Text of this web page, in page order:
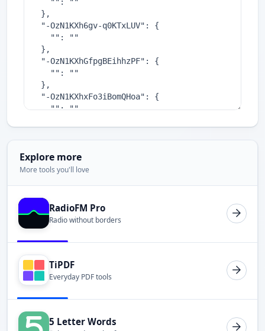
Explore more
More tools you'll love
RadioFM Pro
Radio without borders
TiPDF
Everyday PDF tools
5 Letter Words